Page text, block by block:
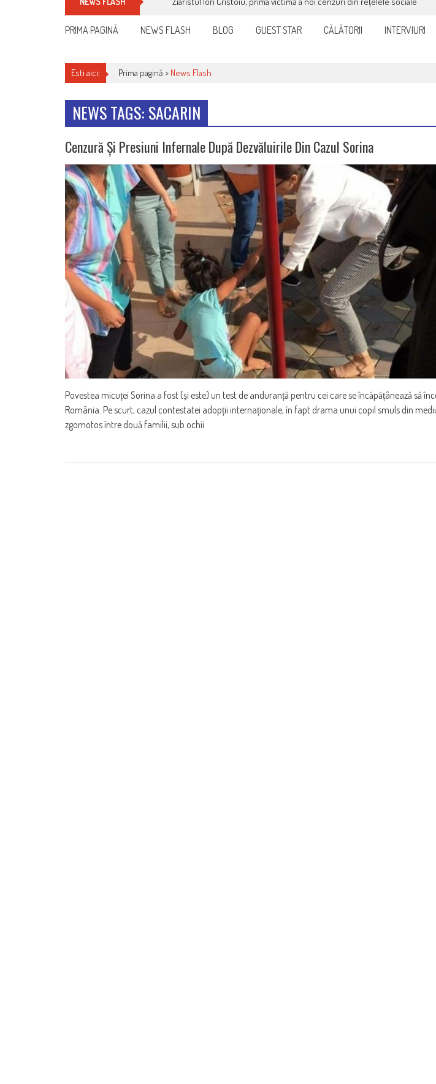
PRIMA PAGINĂ NEWS FLASH BLOG GUEST STAR CĂLĂTORII INTERVIURI
Esti aici: Prima pagină > News Flash
NEWS TAGS: SACARIN
Cenzură Și Presiuni Infernale După Dezvăluirile Din Cazul Sorina
Povestea micuței Sorina a fost (și este) un test de anduranță pentru cei care se încăpățânează să
România. Pe scurt, cazul contestatei adopții internaționale, în fapt drama unui copil smuls din
zgomotos între două familii, sub ochii